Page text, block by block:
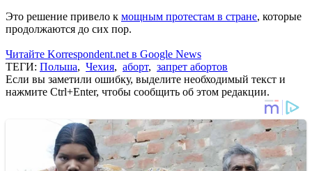
Это решение привело к мощным протестам в стране, которые
продолжаются до сих пор.
Читайте Korrespondent.net в Google News
ТЕГИ: Польша, Чехия, аборт, запрет абортов
Если вы заметили ошибку, выделите необходимый текст и
нажмите Ctrl+Enter, чтобы сообщить об этом редакции.